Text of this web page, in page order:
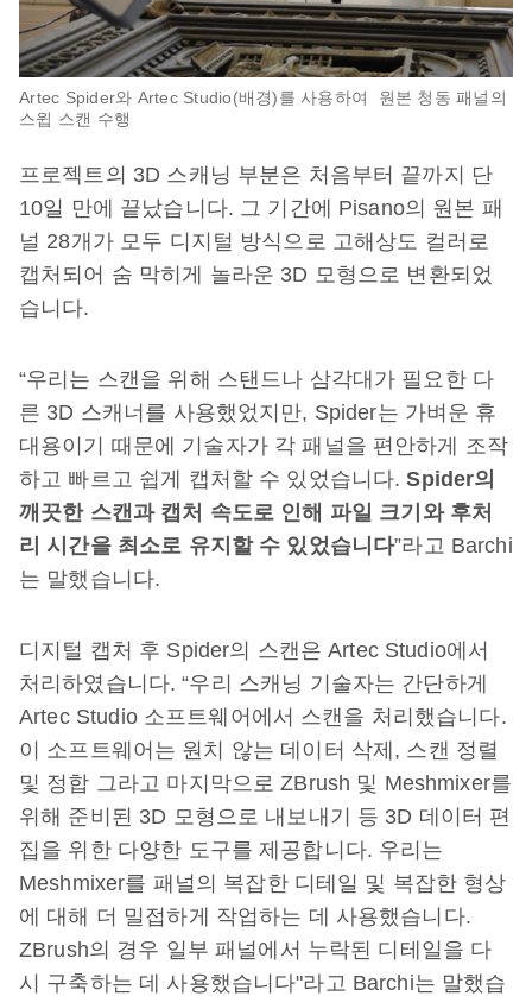
Artec Spider와 Artec Studio(배경)를 사용하여 원본 청동 패널의
스윕 스캔 수행
프로젝트의 3D 스캐닝 부분은 처음부터 끝까지 단
10일 만에 끝났습니다. 그 기간에 Pisano의 원본 패
널 28개가 모두 디지털 방식으로 고해상도 컬러로
캡처되어 숨 막히게 놀라운 3D 모형으로 변환되었
습니다.
“우리는 스캔을 위해 스탠드나 삼각대가 필요한 다
른 3D 스캐너를 사용했었지만, Spider는 가벼운 휴
대용이기 때문에 기술자가 각 패널을 편안하게 조작
하고 빠르고 쉽게 캡처할 수 있었습니다.Spider의
깨끗한 스캔과 캡처 속도로 인해 파일 크기와 후처
리 시간을 최소로 유지할 수 있었습니다”라고 Barchi
는 말했습니다.
디지털 캡처 후 Spider의 스캔은 Artec Studio에서
처리하였습니다. “우리 스캐닝 기술자는 간단하게
Artec Studio 소프트웨어에서 스캔을 처리했습니다.
이 소프트웨어는 원치 않는 데이터 삭제, 스캔 정렬
및 정합 그라고 마지막으로 ZBrush 및 Meshmixer를
위해 준비된 3D 모형으로 내보내기 등 3D 데이터 편
집을 위한 다양한 도구를 제공합니다. 우리는
Meshmixer를 패널의 복잡한 디테일 및 복잡한 형상
에 대해 더 밀접하게 작업하는 데 사용했습니다.
ZBrush의 경우 일부 패널에서 누락된 디테일을 다
시 구축하는 데 사용했습니다"라고 Barchi는 말했습